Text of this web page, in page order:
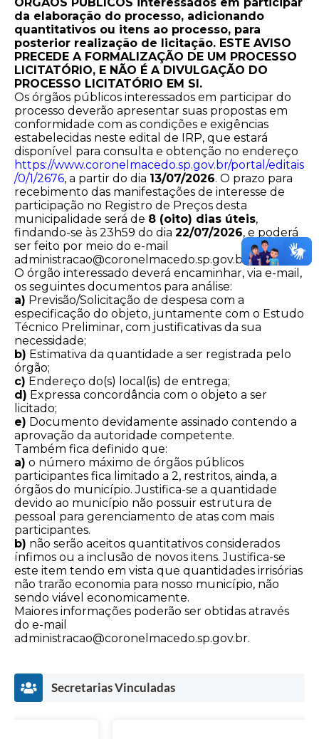
da elaboração do processo, adicionando
quantitativos ou itens ao processo, para
posterior realização de licitação. ESTE AVISO
PRECEDE A FORMALIZAÇÃO DE UM PROCESSO
LICITATÓRIO, E NÃO É A DIVULGAÇÃO DO
PROCESSO LICITATÓRIO EM SI.
Os órgãos públicos interessados em participar do
processo deverão apresentar suas propostas em
conformidade com as condições e exigências
estabelecidas neste edital de IRP, que estará
disponível para consulta e obtenção no endereço
https://www.coronelmacedo.sp.gov.br/portal/editais
/0/1/2676, a partir do dia 13/07/2026. O prazo para
recebimento das manifestações de interesse de
participação no Registro de Preços desta
municipalidade será de 8 (oito) dias úteis,
findando-se às 23h59 do dia 22/07/2026, e poderá
ser feito por meio do e-mail
administracao@coronelmacedo.sp.gov.br .
O órgão interessado deverá encaminhar, via e-mail,
os seguintes documentos para análise:
a) Previsão/Solicitação de despesa com a
especificação do objeto, juntamente com o Estudo
Técnico Preliminar, com justificativas da sua
necessidade;
b) Estimativa da quantidade a ser registrada pelo
órgão;
c) Endereço do(s) local(is) de entrega;
d) Expressa concordância com o objeto a ser
licitado;
e) Documento devidamente assinado contendo a
aprovação da autoridade competente.
Também fica definido que:
a) o número máximo de órgãos públicos
participantes fica limitado a 2, restritos, ainda, a
órgãos do município. Justifica-se a quantidade
devido ao município não possuir estrutura de
pessoal para gerenciamento de atas com mais
participantes.
b) não serão aceitos quantitativos considerados
ínfimos ou a inclusão de novos itens. Justifica-se
este item tendo em vista que quantidades irrisórias
não trarão economia para nosso município, não
sendo viável economicamente.
Maiores informações poderão ser obtidas através
do e-mail
administracao@coronelmacedo.sp.gov.br.
Secretarias Vinculadas